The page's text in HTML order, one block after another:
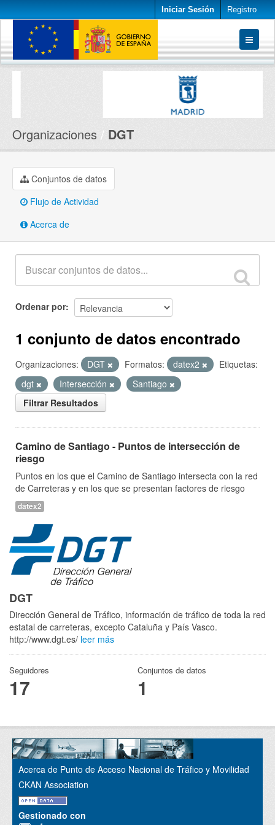
Iniciar Sesión Registro
Conjuntos de datos
Organizaciones DGT
Conjuntos de datos
Flujo de Actividad
Acerca de
Ordenar por
1 conjunto de datos encontrado
Organizaciones: DGT Formatos: datex2
Etiquetas:
dgt
Intersección
Santiago
Filtrar Resultados
Camino de Santiago - Puntos de intersección de
riesgo
Puntos en los que el Camino de Santiago intersecta con la red
de Carreteras y en los que se presentan factores de riesgo
datex2
DGT
Dirección General de Tráfico, información de tráfico de toda la red
estatal de carreteras, excepto Cataluña y País Vasco.
http://www.dgt.es/ leer más
Seguidores
17
Conjuntos de datos
1
Acerca de Punto de Acceso Nacional de Tráfico y Movilidad
CKAN Association
Gestionado con